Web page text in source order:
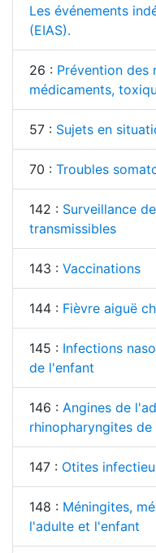
Les événements
(EIAS).
26 : Prévention
médicaments,
57 : Sujets en
70 : Troubles
142 : Surveillance
transmissibles
143 : Vaccinations
144 : Fièvre aiguë
145 : Infections
de l'enfant
146 : Angines de
rhinopharyngites de
147 : Otites
148 : Méningites,
l'adulte et l'enfant